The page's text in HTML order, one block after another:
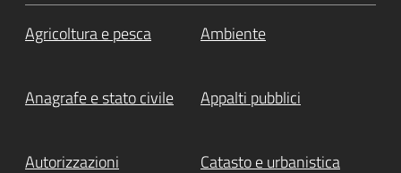
Agricoltura e pesca Ambiente
Anagrafe e stato civile Appalti pubblici
Autorizzazioni Catasto e urbanistica